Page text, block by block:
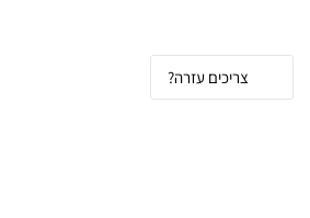
צריכים עזרה?